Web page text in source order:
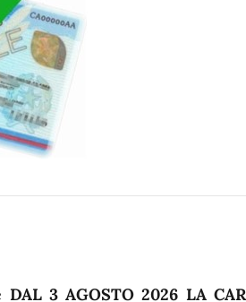
DAL 3 AGOSTO 2026 LA